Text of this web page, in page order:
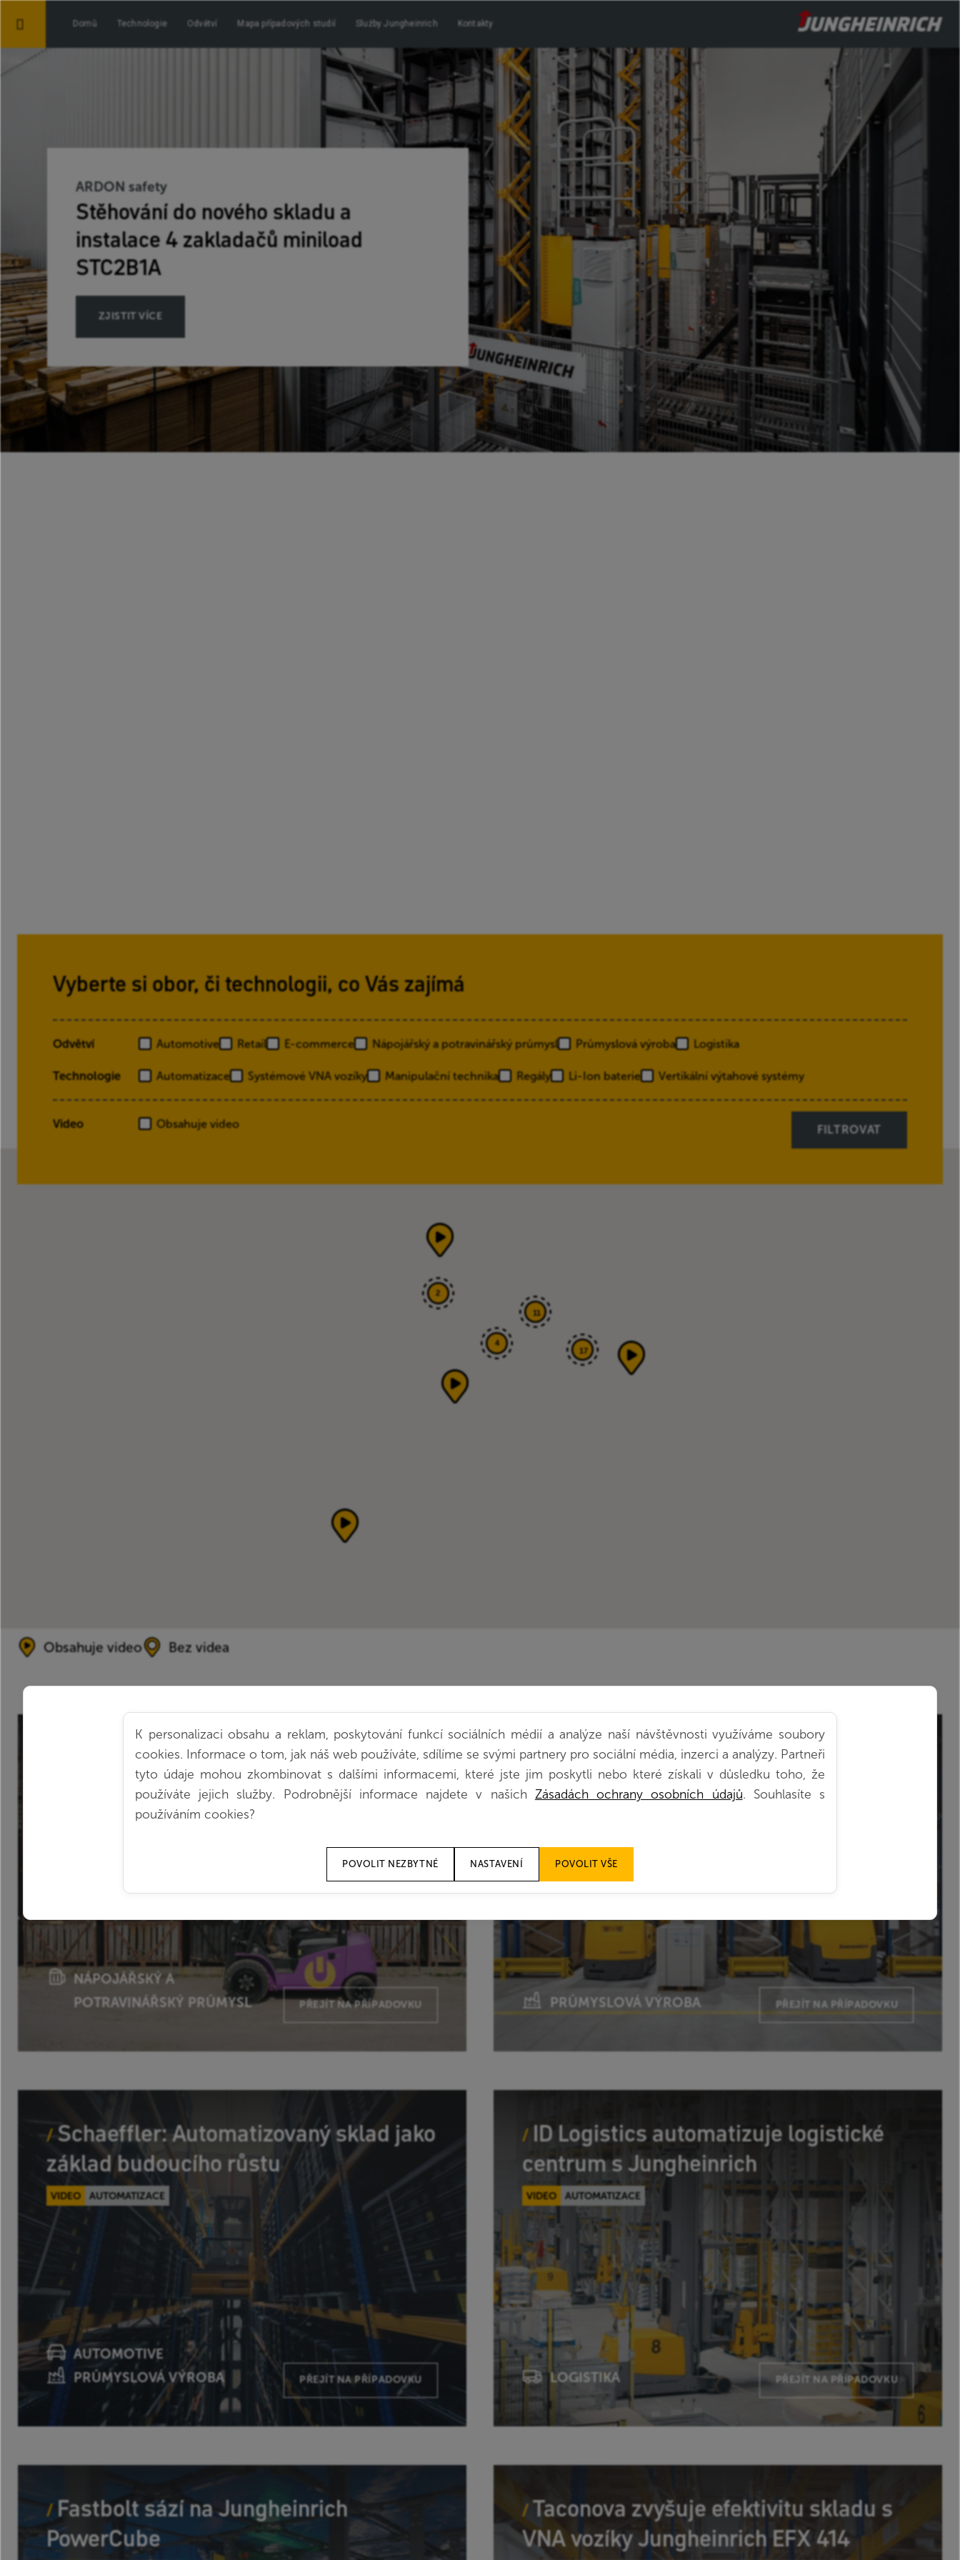
Domů Technologie Odvětví Mapa případových studií Služby Jungheinrich Kontakty
ARDON safety
Stěhování do nového skladu a
instalace 4 zakladačů miniload
STC2B1A
ZJISTIT VÍCE
Vyberte si obor, či technologii, co Vás zajímá
Odvětví Automotive Retail E-commerce Nápojářský a potravinářský průmysl Průmyslová výroba Logistika
Technologie Automatizace Systémové VNA vozíky Manipulační technika Regály Li-Ion baterie Vertikální výtahové systémy
Video Obsahuje video FILTROVAT
17
4
2
11
Obsahuje video Bez videa
Milan Caha vsadil na spolehlivost s
AntOn by Jungheinrich
MANIPULAČNÍ TECHNIKA
PŘEJÍT NA PŘÍPADOVKU
NÁPOJÁŘSKÝ A
POTRAVINÁŘSKÝ PRŮMYSL
Nový VNA sklad s navigací pro TOP
Print Packaging
PŘEJÍT NA PŘÍPADOVKU
PRŮMYSLOVÁ VÝROBA
Schaeffler: Automatizovaný sklad jako
základ budoucího růstu
VIDEO AUTOMATIZACE
PŘEJÍT NA PŘÍPADOVKU
AUTOMOTIVE
PRŮMYSLOVÁ VÝROBA
ID Logistics automatizuje logistické
centrum s Jungheinrich
VIDEO AUTOMATIZACE
PŘEJÍT NA PŘÍPADOVKU
LOGISTIKA
Fastbolt sází na Jungheinrich
PowerCube
Taconova zvyšuje efektivitu skladu s
VNA vozíky Jungheinrich EFX 414
K personalizaci obsahu a reklam, poskytování funkcí sociálních médií a analýze naší návštěvnosti využíváme soubory
cookies. Informace o tom, jak náš web používáte, sdílíme se svými partnery pro sociální média, inzerci a analýzy. Partneři
tyto údaje mohou zkombinovat s dalšími informacemi, které jste jim poskytli nebo které získali v důsledku toho, že
používáte jejich služby. Podrobnější informace najdete v našich Zásadách ochrany osobních údajů. Souhlasíte s
používáním cookies?
POVOLIT NEZBYTNÉ NASTAVENÍ POVOLIT VŠE